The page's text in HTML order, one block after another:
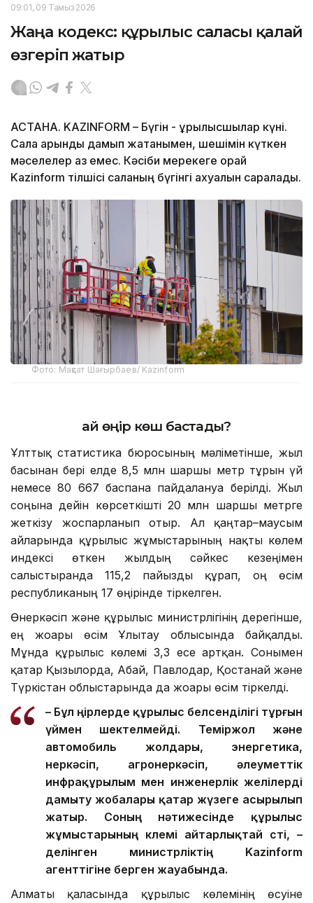
09:01, 09 Тамыз 2026
Жаңа кодекс: құрылыс саласы қалай
өзгеріп жатыр
АСТАНА. KAZINFORM – Бүгін - құрылысшылар күні.
Сала қарқынды дамып жатқанымен, шешімін күткен
мәселелер аз емес. Кәсіби мерекеге орай
Kazinform тілшісі саланың бүгінгі ахуалын саралады.
Фото: Мақсат Шағырбаев/ Kazinform
Қай өңір көш бастады?
Ұлттық статистика бюросының мәліметінше, жыл
басынан бері елде 8,5 млн шаршы метр тұрғын үй
немесе 80 667 баспана пайдалануға берілді. Жыл
соңына дейін көрсеткішті 20 млн шаршы метрге
жеткізу жоспарланып отыр. Ал қаңтар–маусым
айларында құрылыс жұмыстарының нақты көлем
индексі өткен жылдың сәйкес кезеңімен
салыстырғанда 115,2 пайызды құрап, оң өсім
республиканың 17 өңірінде тіркелген.
Өнеркәсіп және құрылыс министрлігінің дерегінше,
ең жоғары өсім Ұлытау облысында байқалды.
Мұнда құрылыс көлемі 3,3 есе артқан. Сонымен
қатар Қызылорда, Абай, Павлодар, Қостанай және
Түркістан облыстарында да жоғары өсім тіркелді.
– Бұл өңірлерде құрылыс белсенділігі тұрғын
үймен шектелмейді. Теміржол және
автомобиль жолдары, энергетика,
өнеркәсіп, агроөнеркәсіп, әлеуметтік
инфрақұрылым мен инженерлік желілерді
дамыту жобалары қатар жүзеге асырылып
жатыр. Соның нәтижесінде құрылыс
жұмыстарының көлемі айтарлықтай өсті, –
делінген министрліктің Kazinform
агенттігіне берген жауабында.
Алматы қаласында құрылыс көлемінің өсуіне